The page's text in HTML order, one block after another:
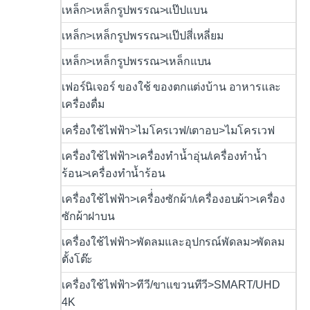
เหล็ก>เหล็กรูปพรรณ>แป๊ปแบน
เหล็ก>เหล็กรูปพรรณ>แป๊ปสี่เหลี่ยม
เหล็ก>เหล็กรูปพรรณ>เหล็กแบน
เฟอร์นิเจอร์ ของใช้ ของตกแต่งบ้าน อาหารและ
เครื่องดื่ม
เครื่องใช้ไฟฟ้า>ไมโครเวฟ/เตาอบ>ไมโครเวฟ
เครื่องใช้ไฟฟ้า>เครื่องทำน้ำอุ่น/เครื่องทำน้ำ
ร้อน>เครื่องทำน้ำร้อน
เครื่องใช้ไฟฟ้า>เครื่่องซักผ้า/เครื่องอบผ้า>เครื่อง
ซักผ้าฝาบน
เครื่องใช้ไฟฟ้า>พัดลมและอุปกรณ์พัดลม>พัดลม
ตั้งโต๊ะ
เครื่องใช้ไฟฟ้า>ทีวี/ขาแขวนทีวี>SMART/UHD
4K